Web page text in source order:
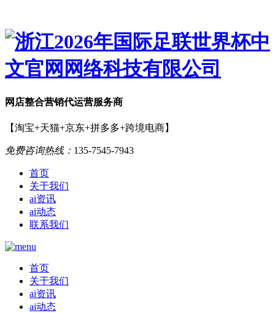
网店整合营销代运营服务商
【淘宝+天猫+京东+拼多多+跨境电商】
免费咨询热线： 135-7545-7943
首页
关于我们
ai资讯
ai动态
联系我们
首页
关于我们
ai资讯
ai动态